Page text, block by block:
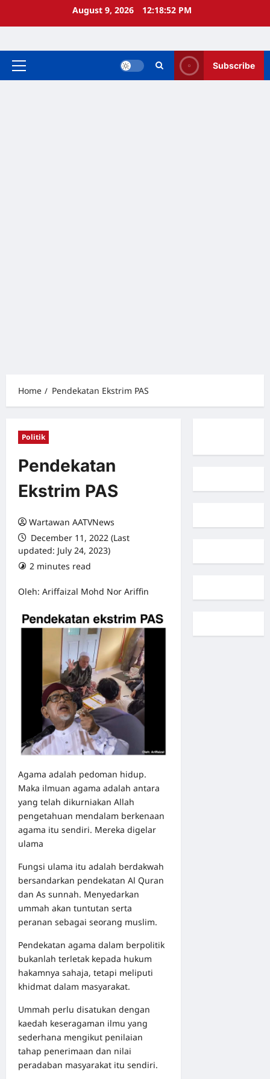
August 9, 2026 12:18:53 PM
Primary
Subscribe
Home Pendekatan Ekstrim PAS
Politik
Pendekatan
Ekstrim PAS
Wartawan AATVNews
December 11, 2022 (Last
updated: July 24, 2023)
2 minutes read
Oleh: Ariffaizal Mohd Nor Ariffin
Agama adalah pedoman hidup.
Maka ilmuan agama adalah antara
yang telah dikurniakan Allah
pengetahuan mendalam berkenaan
agama itu sendiri. Mereka digelar
ulama
Fungsi ulama itu adalah berdakwah
bersandarkan pendekatan Al Quran
dan As sunnah. Menyedarkan
ummah akan tuntutan serta
peranan sebagai seorang muslim.
Pendekatan agama dalam berpolitik
bukanlah terletak kepada hukum
hakamnya sahaja, tetapi meliputi
khidmat dalam masyarakat.
Ummah perlu disatukan dengan
kaedah keseragaman ilmu yang
sederhana mengikut penilaian
tahap penerimaan dan nilai
peradaban masyarakat itu sendiri.